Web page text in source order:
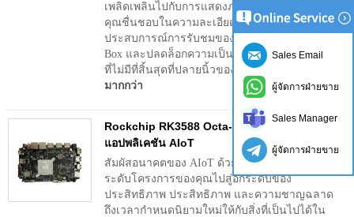
เพลิดเพลินไปกับการแสดงภาพยนตร์และแอพที่
คุณชื่นชอบในความละเอียดสูงที่น่าทึ่ง ยกระดับ
ประสบการณ์การรับชมของคุณด้วย Google TV
Box และปลดล็อกความเป็นไปได้ของความบันเทิง
ที่ไม่มีที่สิ้นสุดที่ปลายนิ้วของคุณ
มากกว่า
Rockchip RK3588 Octa-Core 8K สำหรับ
แอปพลิเคชัน AIoT
สัมผัสอนาคตของ AIoT ด้วย Rockchip RK3588 ยก
ระดับโครงการของคุณไปสู่อีกระดับของ
ประสิทธิภาพ ประสิทธิภาพ และความชาญฉลาด
ถึงเวลากำหนดนิยามใหม่ให้กับสิ่งที่เป็นไปได้ใน
Sales Email
ผู้จัดการฝ่ายขาย
Sales Manager
ผู้จัดการฝ่ายขาย